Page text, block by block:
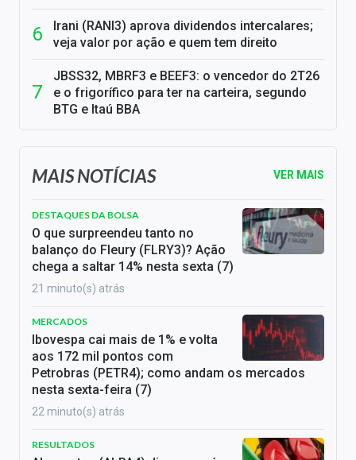
Irani (RANI3) aprova dividendos intercalares;
veja valor por ação e quem tem direito
JBSS32, MBRF3 e BEEF3: o vencedor do 2T26
e o frigorífico para ter na carteira, segundo
BTG e Itaú BBA
MAIS NOTÍCIAS VER MAIS
DESTAQUES DA BOLSA
O que surpreendeu tanto no
balanço do Fleury (FLRY3)? Ação
chega a saltar 14% nesta sexta (7)
21 minuto(s) atrás
MERCADOS
Ibovespa cai mais de 1% e volta
aos 172 mil pontos com
Petrobras (PETR4); como andam os mercados
nesta sexta-feira (7)
22 minuto(s) atrás
RESULTADOS